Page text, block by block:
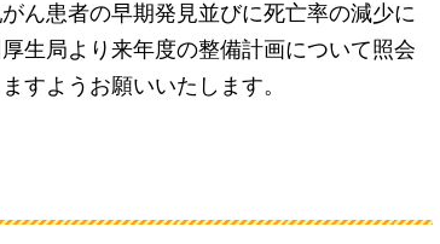
ん患者の早期発見並びに死亡率の減少に
生局より来年度の整備計画について照会
すようお願いいたします。